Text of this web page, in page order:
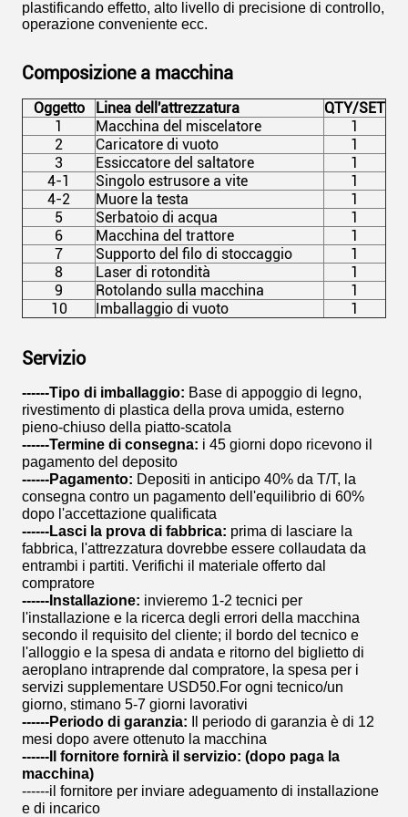
plastificando effetto, alto livello di precisione di controllo,
operazione conveniente ecc.
Composizione a macchina
Oggetto Linea dell'attrezzatura
QTY/SET
1
Macchina del miscelatore
1
2
Caricatore di vuoto
1
3
Essiccatore del saltatore
1
4-1
Singolo estrusore a vite
1
4-2
Muore la testa
1
5
Serbatoio di acqua
1
6
Macchina del trattore
1
7
Supporto del filo di stoccaggio
1
8
Laser di rotondità
1
9
Rotolando sulla macchina
1
10
Imballaggio di vuoto 1
Servizio
------Tipo di imballaggio: Base di appoggio di legno,
rivestimento di plastica della prova umida, esterno
pieno-chiuso della piatto-scatola
------Termine di consegna: i 45 giorni dopo ricevono il
pagamento del deposito
------Pagamento: Depositi in anticipo 40% da T/T, la
consegna contro un pagamento dell'equilibrio di 60%
dopo l'accettazione qualificata
------Lasci la prova di fabbrica: prima di lasciare la
fabbrica, l'attrezzatura dovrebbe essere collaudata da
entrambi i partiti. Verifichi il materiale offerto dal
compratore
------Installazione: invieremo 1-2 tecnici per
l'installazione e la ricerca degli errori della macchina
secondo il requisito del cliente; il bordo del tecnico e
l'alloggio e la spesa di andata e ritorno del biglietto di
aeroplano intraprende dal compratore, la spesa per i
servizi supplementare USD50.For ogni tecnico/un
giorno, stimano 5-7 giorni lavorativi
------Periodo di garanzia: Il periodo di garanzia è di 12
mesi dopo avere ottenuto la macchina
------Il fornitore fornirà il servizio: (dopo paga la
macchina)
------il fornitore per inviare adeguamento di installazione
e di incarico